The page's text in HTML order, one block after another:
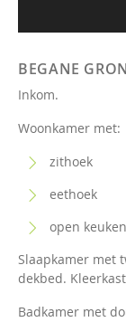
BEGANE
Inkom.
Woonkamer met:
zithoek
eethoek
open
Slaapkamer met
dekbed.
Badkamer met